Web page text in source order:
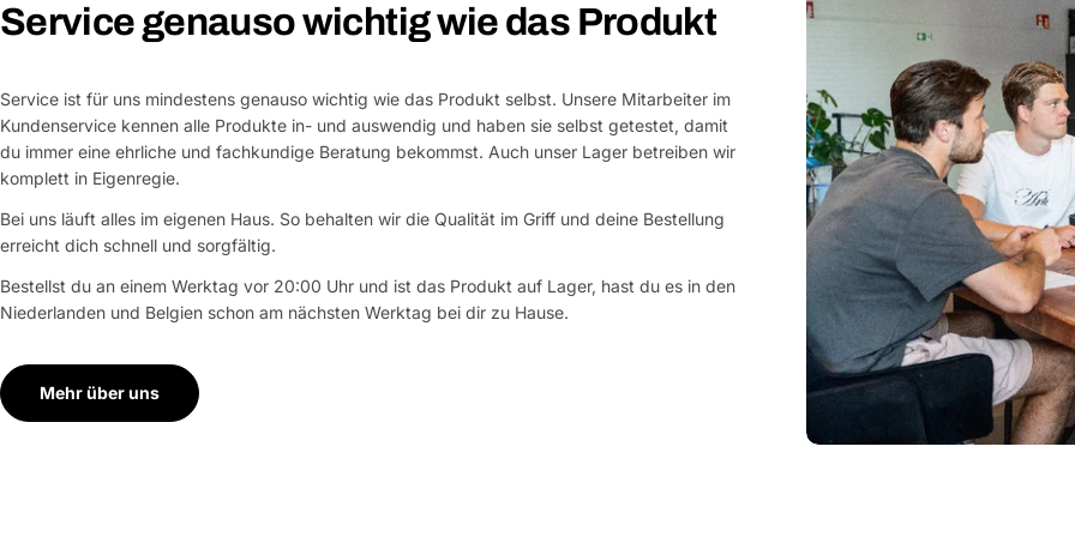
Service genauso wichtig wie das Produkt
Service ist für uns mindestens genauso wichtig wie das Produkt selbst. Unsere Mitarbeiter im
Kundenservice kennen alle Produkte in- und auswendig und haben sie selbst getestet, damit
du immer eine ehrliche und fachkundige Beratung bekommst. Auch unser Lager betreiben wir
komplett in Eigenregie.
Bei uns läuft alles im eigenen Haus. So behalten wir die Qualität im Griff und deine Bestellung
erreicht dich schnell und sorgfältig.
Bestellst du an einem Werktag vor 20:00 Uhr und ist das Produkt auf Lager, hast du es in den
Niederlanden und Belgien schon am nächsten Werktag bei dir zu Hause.
Mehr über uns